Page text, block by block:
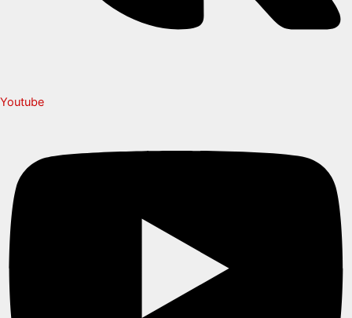
Youtube